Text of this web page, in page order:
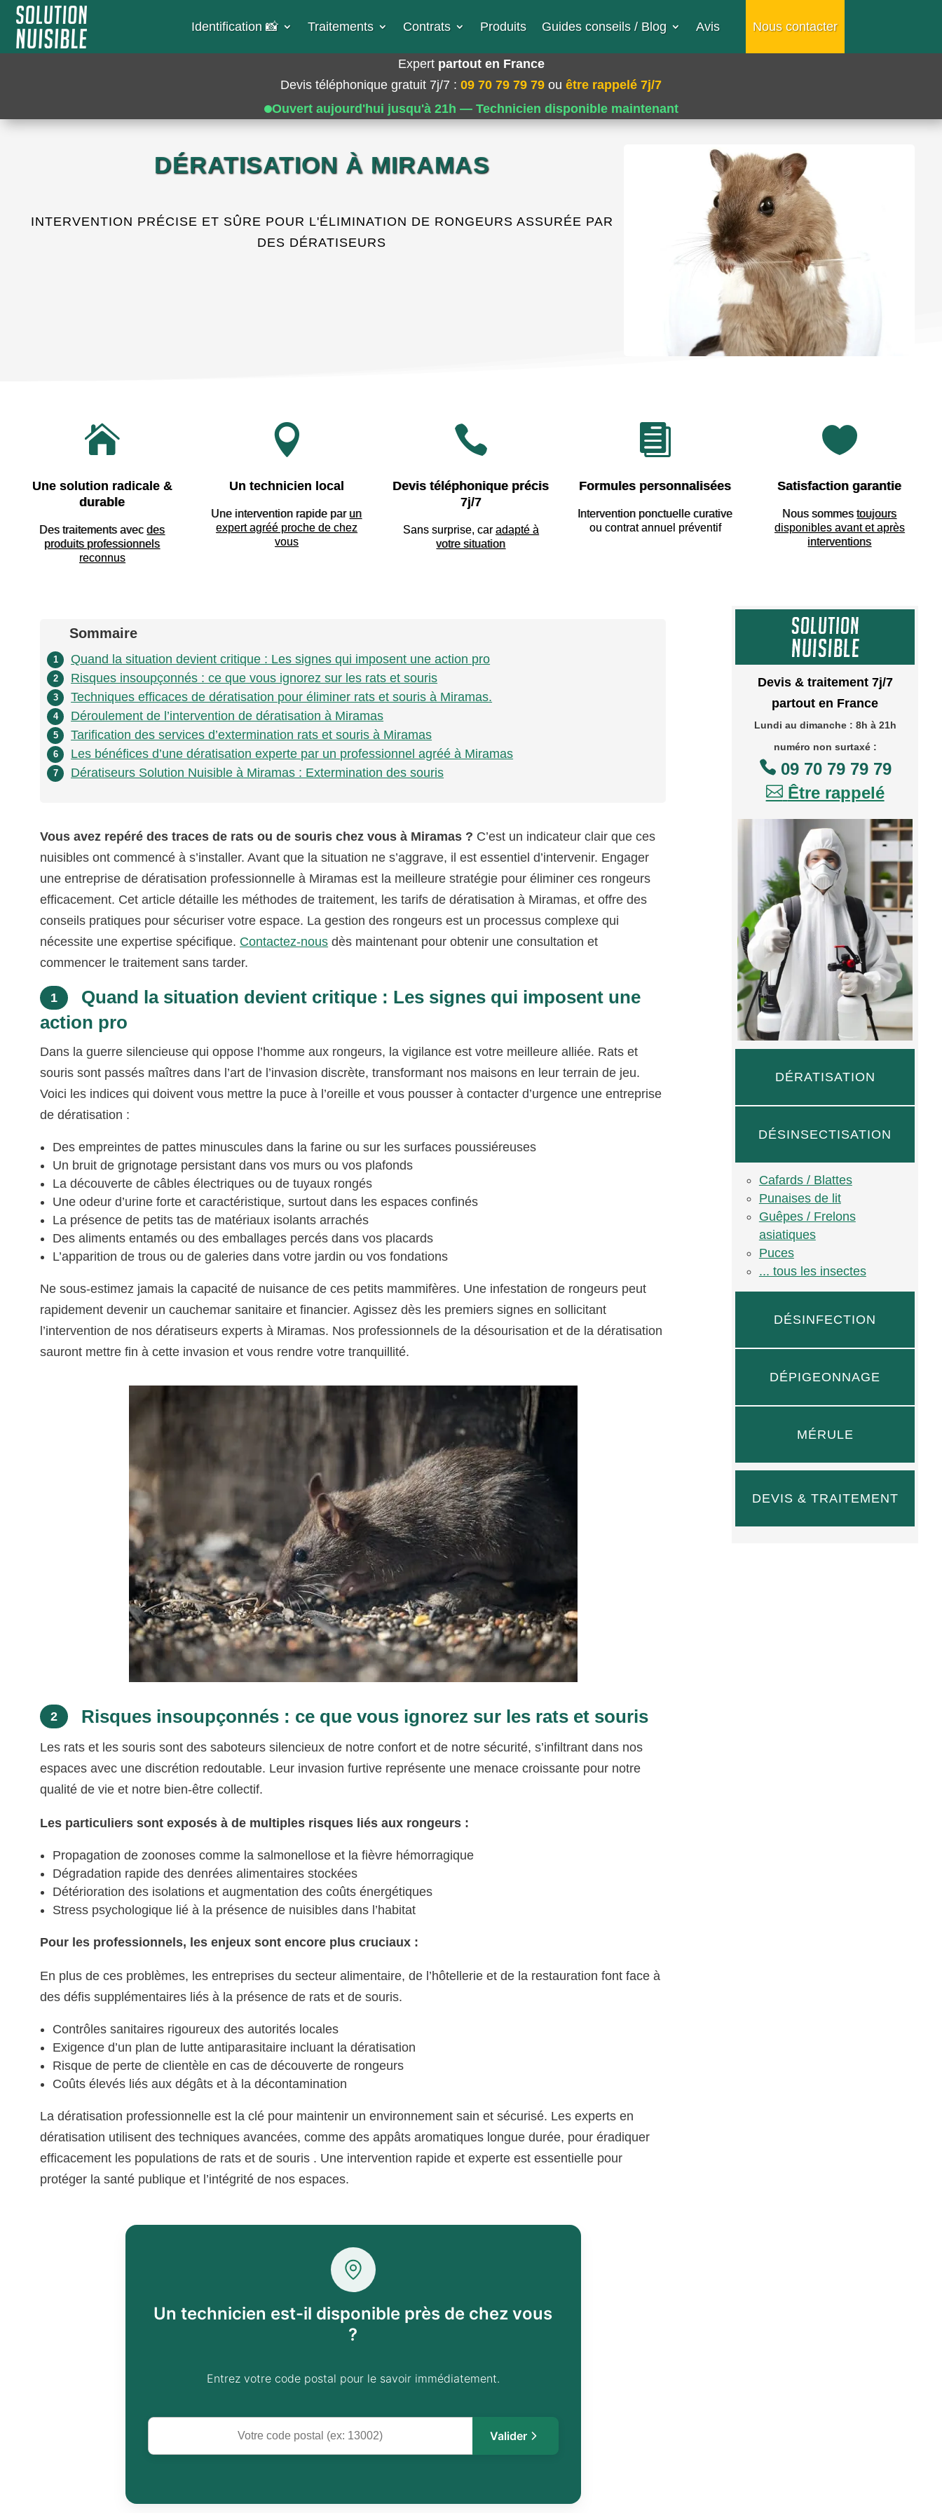
Identification 📸​ Traitements Contrats Produits Guides conseils / Blog Avis Nous contacter
Expert partout en France
Devis téléphonique gratuit 7j/7 : 09 70 79 79 79 ou être rappelé 7j/7
Ouvert aujourd'hui jusqu'à 21h — Technicien disponible maintenant
DÉRATISATION À MIRAMAS
INTERVENTION PRÉCISE ET SÛRE POUR L'ÉLIMINATION DE RONGEURS ASSURÉE PAR
DES DÉRATISEURS

Une solution radicale &
durable
Des traitements avecdes
produits professionnels
reconnus

Un technicien local
Une intervention rapide par un
expert agréé proche de chez
vous

Devis téléphonique précis
7j/7
Sans surprise, car adapté à
votre situation

Formules personnalisées
Intervention ponctuelle curative
ou contrat annuel préventif

Satisfaction garantie
Nous sommestoujours
disponibles avant et après
interventions
Sommaire
1 Quand la situation devient critique : Les signes qui imposent une action pro
2 Risques insoupçonnés : ce que vous ignorez sur les rats et souris
3 Techniques efficaces de dératisation pour éliminer rats et souris à Miramas.
4 Déroulement de l’intervention de dératisation à Miramas
5 Tarification des services d’extermination rats et souris à Miramas
6 Les bénéfices d’une dératisation experte par un professionnel agréé à Miramas
7 Dératiseurs Solution Nuisible à Miramas : Extermination des souris
Vous avez repéré des traces de rats ou de souris chez vous à Miramas ? C’est un indicateur clair que ces
nuisibles ont commencé à s’installer. Avant que la situation ne s’aggrave, il est essentiel d’intervenir. Engager
une entreprise de dératisation professionnelle à Miramas est la meilleure stratégie pour éliminer ces rongeurs
efficacement. Cet article détaille les méthodes de traitement, les tarifs de dératisation à Miramas, et offre des
conseils pratiques pour sécuriser votre espace. La gestion des rongeurs est un processus complexe qui
nécessite une expertise spécifique. Contactez-nous dès maintenant pour obtenir une consultation et
commencer le traitement sans tarder.
1
Quand la situation devient critique : Les signes qui imposent une
action pro
Dans la guerre silencieuse qui oppose l’homme aux rongeurs, la vigilance est votre meilleure alliée. Rats et
souris sont passés maîtres dans l’art de l’invasion discrète, transformant nos maisons en leur terrain de jeu.
Voici les indices qui doivent vous mettre la puce à l’oreille et vous pousser à contacter d’urgence une entreprise
de dératisation :
Des empreintes de pattes minuscules dans la farine ou sur les surfaces poussiéreuses
Un bruit de grignotage persistant dans vos murs ou vos plafonds
La découverte de câbles électriques ou de tuyaux rongés
Une odeur d’urine forte et caractéristique, surtout dans les espaces confinés
La présence de petits tas de matériaux isolants arrachés
Des aliments entamés ou des emballages percés dans vos placards
L’apparition de trous ou de galeries dans votre jardin ou vos fondations
Ne sous-estimez jamais la capacité de nuisance de ces petits mammifères. Une infestation de rongeurs peut
rapidement devenir un cauchemar sanitaire et financier. Agissez dès les premiers signes en sollicitant
l’intervention de nos dératiseurs experts à Miramas. Nos professionnels de la désourisation et de la dératisation
sauront mettre fin à cette invasion et vous rendre votre tranquillité.
2 Risques insoupçonnés : ce que vous ignorez sur les rats et souris
Les rats et les souris sont des saboteurs silencieux de notre confort et de notre sécurité, s’infiltrant dans nos
espaces avec une discrétion redoutable. Leur invasion furtive représente une menace croissante pour notre
qualité de vie et notre bien-être collectif.
Les particuliers sont exposés à de multiples risques liés aux rongeurs :
Propagation de zoonoses comme la salmonellose et la fièvre hémorragique
Dégradation rapide des denrées alimentaires stockées
Détérioration des isolations et augmentation des coûts énergétiques
Stress psychologique lié à la présence de nuisibles dans l’habitat
Pour les professionnels, les enjeux sont encore plus cruciaux :
En plus de ces problèmes, les entreprises du secteur alimentaire, de l’hôtellerie et de la restauration font face à
des défis supplémentaires liés à la présence de rats et de souris.
Contrôles sanitaires rigoureux des autorités locales
Exigence d’un plan de lutte antiparasitaire incluant la dératisation
Risque de perte de clientèle en cas de découverte de rongeurs
Coûts élevés liés aux dégâts et à la décontamination
La dératisation professionnelle est la clé pour maintenir un environnement sain et sécurisé. Les experts en
dératisation utilisent des techniques avancées, comme des appâts aromatiques longue durée, pour éradiquer
efficacement les populations de rats et de souris . Une intervention rapide et experte est essentielle pour
protéger la santé publique et l’intégrité de nos espaces.
Un technicien est-il disponible près de chez vous
?
Entrez votre code postal pour le savoir immédiatement.
Valider
Devis & traitement 7j/7
partout en France
Lundi au dimanche : 8h à 21h
numéro non surtaxé :
09 70 79 79 79
 Être rappelé
DÉRATISATION
DÉSINSECTISATION
Cafards / Blattes
Punaises de lit
Guêpes / Frelons
asiatiques
Puces
... tous les insectes
DÉSINFECTION
DÉPIGEONNAGE
MÉRULE
DEVIS & TRAITEMENT